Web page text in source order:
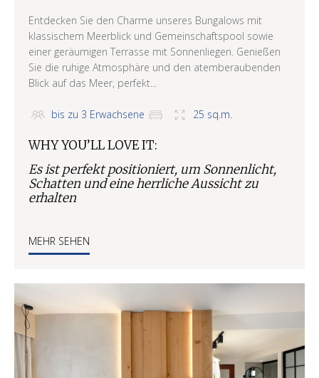
Entdecken Sie den Charme unseres Bungalows mit
klassischem Meerblick und Gemeinschaftspool sowie
einer geräumigen Terrasse mit Sonnenliegen. Genießen
Sie die ruhige Atmosphäre und den atemberaubenden
Blick auf das Meer, perfekt...
bis zu 3 Erwachsene 25 sq.m.
WHY YOU’LL LOVE IT:
Es ist perfekt positioniert, um Sonnenlicht,
Schatten und eine herrliche Aussicht zu
erhalten
MEHR SEHEN